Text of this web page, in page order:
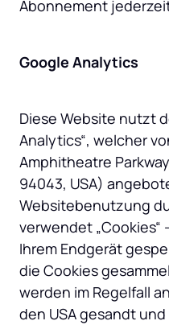
Abonnement
Google Analytics
Diese Website nutzt
Analytics“, welcher
Amphitheatre
94043, USA)
Websitebenutzung
verwendet
Ihrem Endgerät
die Cookies
werden im Regelfall
den USA gesandt